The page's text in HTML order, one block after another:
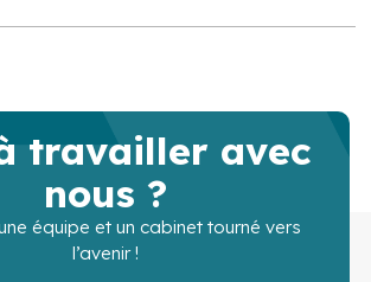
travailler avec
nous ?
équipe et un cabinet tourné vers
l’avenir !